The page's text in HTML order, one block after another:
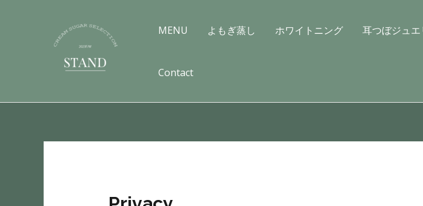
MENU よもぎ蒸し ホワイトニング 耳つぼジュエ
Contact